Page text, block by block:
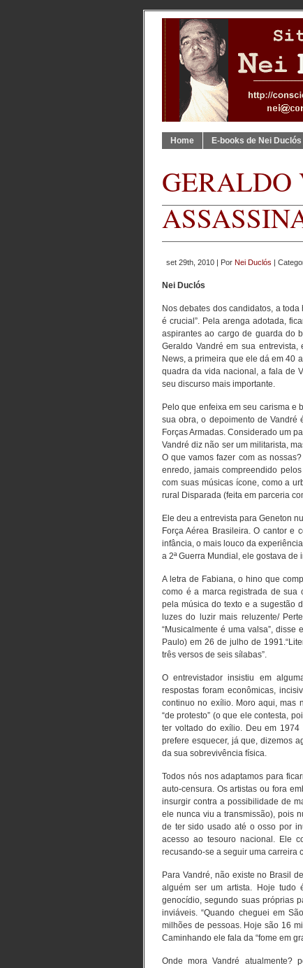
Home E-books de Nei Duclós
GERALDO
set 29th, 2010 | Por Nei Duclós |
Nei Duclós
Nos debates dos candidatos, a
é crucial”. Pela arenga adotada,
aspirantes ao cargo de guarda do
Geraldo Vandré em sua
News, a primeira que ele dá em 40
quadra da vida nacional, a fala de
seu discurso mais importante.
Pelo que enfeixa em seu carisma e
sua obra, o depoimento de Vandré
Forças Armadas. Considerado um
Vandré diz não ser um militarista,
O que vamos fazer com as
enredo, jamais compreendido
com suas músicas ícone, como a
rural Disparada (feita em parceria
Ele deu a entrevista para Geneton
Força Aérea Brasileira. O cantor e
infância, o mais louco da
a 2ª Guerra Mundial, ele gostava de
A letra de Fabiana, o hino que
como é a marca registrada de sua
pela música do texto e a sugestão
luzes do luzir mais reluzente/
“Musicalmente é uma valsa”,
Paulo) em 26 de julho de
três versos de seis sílabas”.
O entrevistador insistiu em
respostas foram econômicas,
continuo no exílio. Moro aqui, mas
“de protesto” (o que ele contesta,
ter voltado do exílio. Deu em
prefere esquecer, já que, dizemos
da sua sobrevivência física.
Todos nós nos adaptamos para
auto-censura. Os artistas ou fora
insurgir contra a possibilidade de
ele nunca viu a transmissão), pois
de ter sido usado até o osso por
acesso ao tesouro nacional. Ele
recusando-se a seguir uma carreira
Para Vandré, não existe no Brasil
alguém ser um artista. Hoje tudo
genocídio, segundo suas próprias
inviáveis. “Quando cheguei em
milhões de pessoas. Hoje são 16
Caminhando ele fala da “fome em
Onde mora Vandré atualmente?